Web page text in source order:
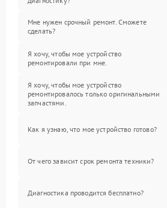
Мне нужен срочный ремонт. Сможете
сделать?
Я хочу, чтобы мое устройство
ремонтировали при мне.
Я хочу, чтобы мое устройство
ремонтировалось только оригинальными
запчастями.
Как я узнаю, что мое устройство готово?
От чего зависит срок ремонта техники?
Диагностика проводится бесплатно?